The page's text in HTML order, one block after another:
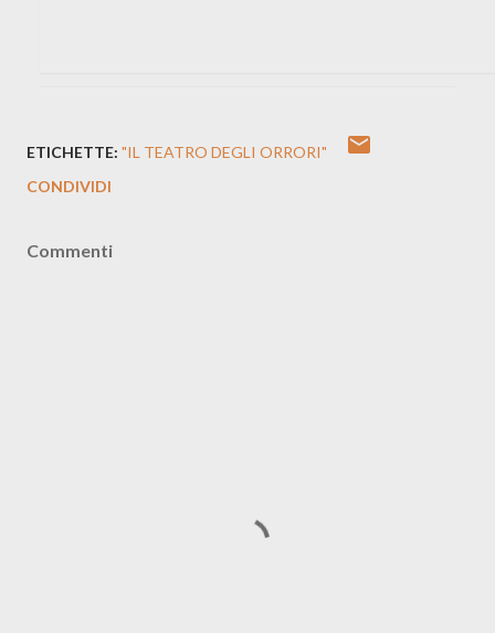
ETICHETTE: "IL TEATRO DEGLI ORRORI"
CONDIVIDI
Commenti